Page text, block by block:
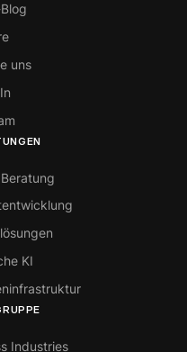
uns
KI
Industries